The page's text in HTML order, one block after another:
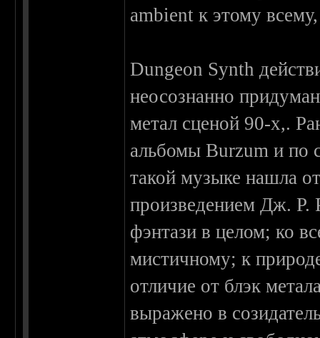
ambient к этому
Dungeon Synth
неосознанно
метал сценой 90-х,.
альбомы Burzum и по
такой музыке нашла
произведением Дж. Р.
фэнтази в целом; ко
мистичному; к
отличие от блэк
выражено в